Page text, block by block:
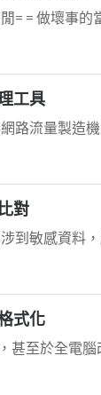
= = 做壞事的
工具
路流量製造
對
到敏感資料
式化